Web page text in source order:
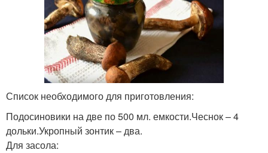
Список необходимого для приготовления:
Подосиновики на две по 500 мл. емкости.Чеснок – 4
дольки.Укропный зонтик – два.
Для засола: